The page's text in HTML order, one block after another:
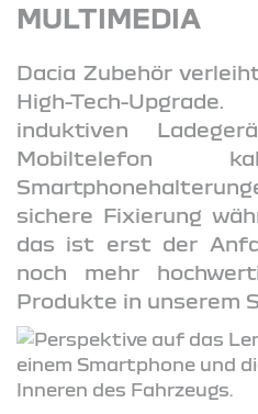
MULTIMEDIA
Dacia Zubehör
High-Tech-
induktiven
Mobiltelefon
sichere Fixierung
das ist erst der
noch mehr
Produkte in unserem